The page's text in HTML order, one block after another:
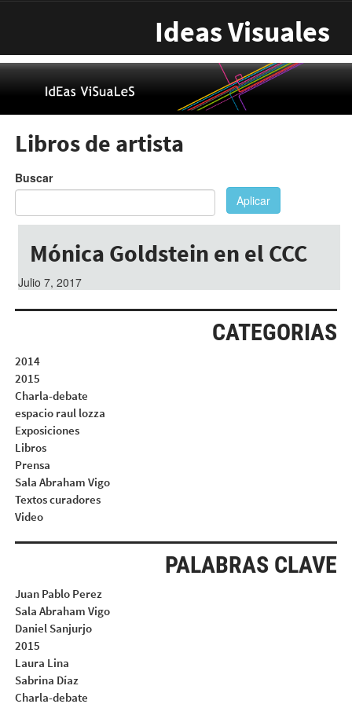
Ideas Visuales
Libros de artista
Buscar
Aplicar
Mónica Goldstein en el CCC
Julio 7, 2017
CATEGORIAS
2014
2015
Charla-debate
espacio raul lozza
Exposiciones
Libros
Prensa
Sala Abraham Vigo
Textos curadores
Video
PALABRAS CLAVE
Juan Pablo Perez
Sala Abraham Vigo
Daniel Sanjurjo
2015
Laura Lina
Sabrina Díaz
Charla-debate